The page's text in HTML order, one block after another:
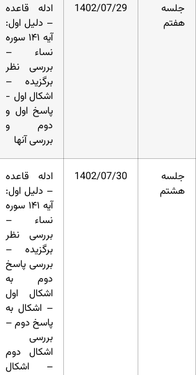
جلسه
هفتم
1402/07/29
ادله قاعده
– دلیل اول:
آیه ۱۴۱ سوره
نساء –
بررسی نظر
برگزیده –
اشکال اول -
پاسخ اول و
دوم و
بررسی آنها
جلسه
هشتم
1402/07/30
ادله قاعده
– دلیل اول:
آیه ۱۴۱ سوره
نساء –
بررسی نظر
برگزیده –
بررسی پاسخ
دوم به
اشکال اول
– اشکال به
پاسخ دوم –
بررسی
اشکال دوم
– اشکال